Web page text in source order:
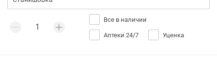
Все в наличии
Аптеки 24/7 Уценка